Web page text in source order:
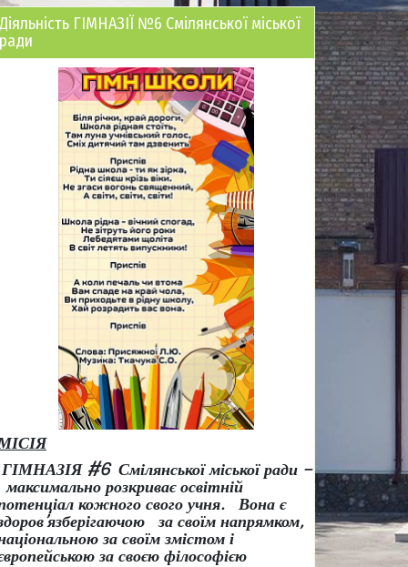
Діяльність ГІМНАЗІЇ №6 Смілянської міської
ради
ГІМНАЗІЯ #6 Смілянської міської ради –
розкриває освітній
кожного свого учня.
Вона є
’язберігаючою за своїм напрямком,
за своїм змістом і
за своєю філософією